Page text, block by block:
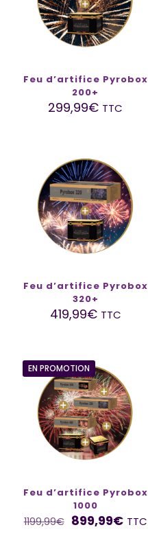
Feu d’artifice Pyrobox
200+
299,99€ TTC
Feu d’artifice Pyrobox
320+
419,99€ TTC
EN PROMOTION
Feu d’artifice Pyrobox
1000
1199,99€ 899,99€ TTC